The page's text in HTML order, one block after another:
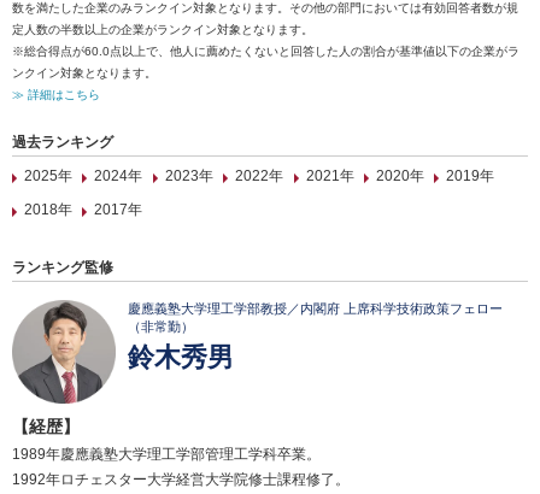
数を満たした企業のみランクイン対象となります。その他の部門においては有効回答者数が規
定人数の半数以上の企業がランクイン対象となります。
※総合得点が60.0点以上で、他人に薦めたくないと回答した人の割合が基準値以下の企業がラ
ンクイン対象となります。
≫ 詳細はこちら
過去ランキング
2025年
2024年 2023年 2022年 2021年 2020年
2019年
2018年
2017年
ランキング監修
慶應義塾大学理工学部教授／内閣府 上席科学技術政策フェロー
（非常勤）
鈴木秀男
【経歴】
1989年慶應義塾大学理工学部管理工学科卒業。
1992年ロチェスター大学経営大学院修士課程修了。